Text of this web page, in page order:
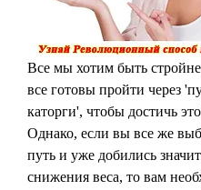
Все мы хотим быть
все готовы пройти через
каторги', чтобы достичь
Однако, если вы все же
путь и уже добились
снижения веса, то вам